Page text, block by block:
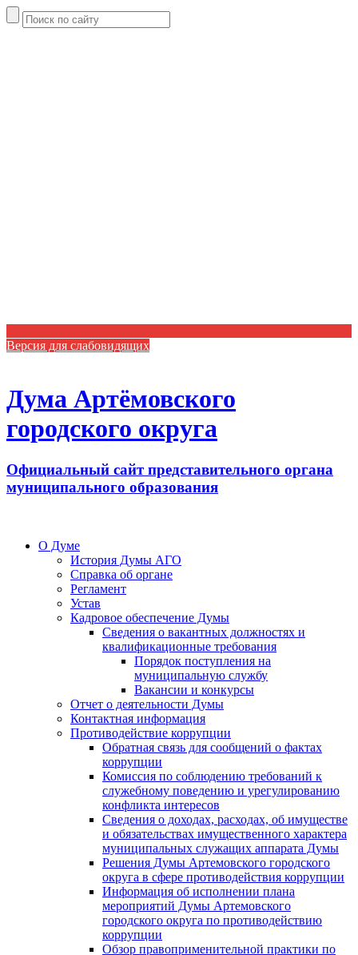
Версия для слабовидящих
Дума Артёмовского
городского округа
Официальный сайт представительного органа
муниципального образования
О Думе
История Думы АГО
Справка об органе
Регламент
Устав
Кадровое обеспечение Думы
Сведения о вакантных должностях и
квалификационные требования
Порядок поступления на
муниципальную службу
Вакансии и конкурсы
Отчет о деятельности Думы
Контактная информация
Противодействие коррупции
Обратная связь для сообщений о фактах
коррупции
Комиссия по соблюдению требований к
служебному поведению и урегулированию
конфликта интересов
Сведения о доходах, расходах, об имуществе
и обязательствах имущественного характера
муниципальных служащих аппарата Думы
Решения Думы Артемовского городского
округа в сфере противодействия коррупции
Информация об исполнении плана
мероприятий Думы Артемовского
городского округа по противодействию
коррупции
Обзор правоприменительной практики по